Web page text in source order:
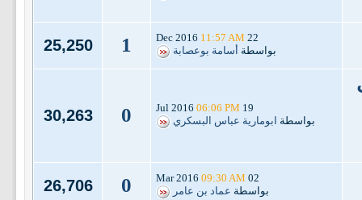
22 Dec 2016
11:57 AM
بواسطة أسامة بوعصابة 1
25,250
19 Jul 2016
06:06 PM
بواسطة ابومارية عباس البسكري 0
30,263
02 Mar 2016
09:30 AM
بواسطة عماد بن عامر 0
26,706